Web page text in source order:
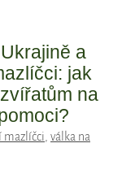
a
jak
na
mazlíčci, válka na